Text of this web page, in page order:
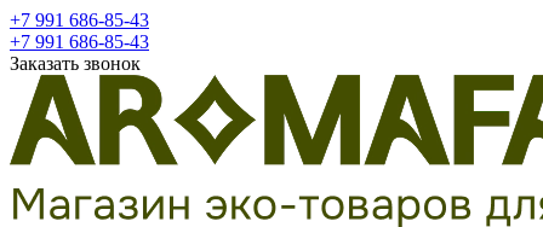
+7 991 686-85-43
+7 991 686-85-43
Заказать звонок